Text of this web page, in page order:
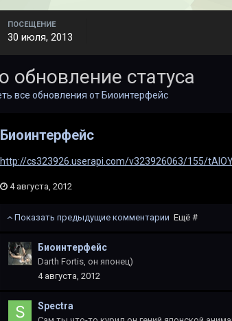
ПОСЕЩЕНИЕ
30 июля, 2013
обновление статуса
все обновления от Биоинтерфейс
Биоинтерфейс
http://cs323926.userapi.com/v323926063/155/
4 августа, 2012
Показать предыдущие комментарии Ещё #
Биоинтерфейс
Darth Fortis, он японец)
4 августа, 2012
Spectra